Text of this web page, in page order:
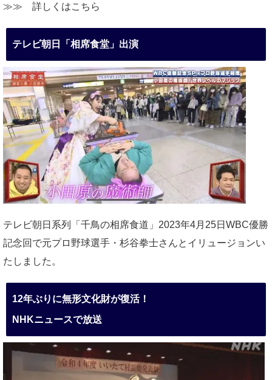
≫≫ 詳しくはこちら
テレビ朝日「相席食堂」出演
テレビ朝日系列「千鳥の相席食道」2023年4月25日WBC優勝
記念回で元プロ野球選手・杉谷拳士さんとイリュージョンい
たしました。
12年ぶりに無形文化財が復活！
NHKニュースで放送